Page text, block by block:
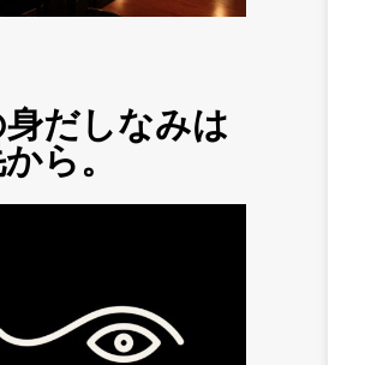
だしなみは
ら。